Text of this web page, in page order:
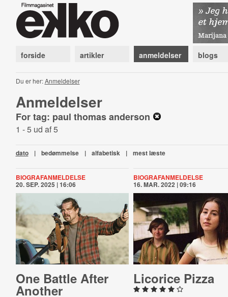
forside artikler anmeldelser blogs
Du er her:Anmeldelser
Anmeldelser
For tag: paul thomas anderson
1 - 5 ud af 5
dato | bedømmelse | alfabetisk | mest læste
BIOGRAFANMELDELSE
20. SEP. 2025 | 16:06
One Battle After
Another
BIOGRAFANMELDELSE
16. MAR. 2022 | 09:16
Licorice Pizza